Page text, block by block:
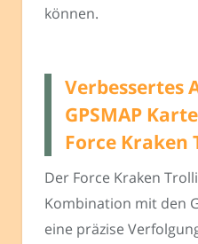
können.
Verbessertes
GPSMAP
Force
Der Force Kraken
Kombination mit den
eine präzise